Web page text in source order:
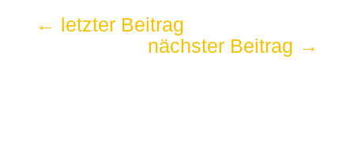
← letzter Beitrag
nächster Beitrag →